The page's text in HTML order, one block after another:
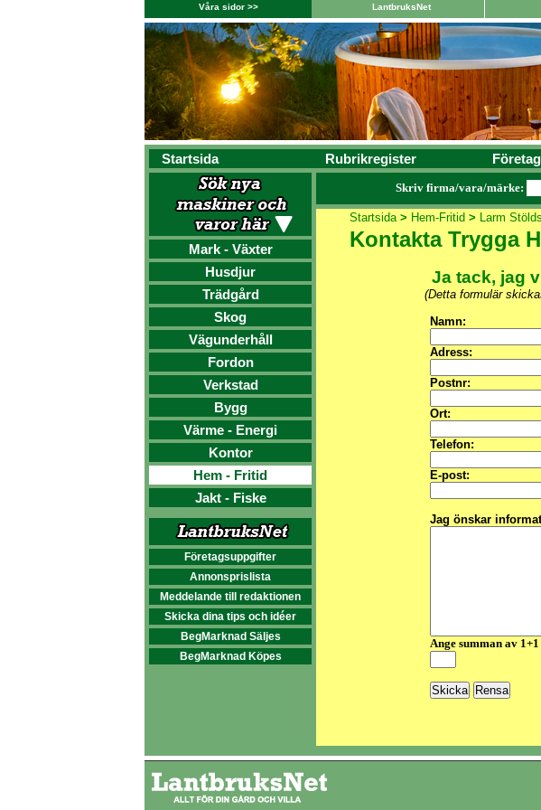
Våra sidor >> LantbruksNet
Startsida Rubrikregister
Mark - Växter
Husdjur
Trädgård
Skog
Vägunderhåll
Fordon
Verkstad
Bygg
Värme - Energi
Kontor
Hem - Fritid
Jakt - Fiske
Företagsuppgifter
Annonsprislista
Meddelande till redaktionen
Skicka dina tips och idéer
BegMarknad Säljes
BegMarknad Köpes
Skriv firma/vara/märke:
Startsida> Hem-Fritid > Larm
Kontakta Trygga
Ja tack, jag
(Detta formulär
Namn:
Adress:
Postnr:
Ort:
Telefon:
E-post:
Jag önskar
Ange summan av